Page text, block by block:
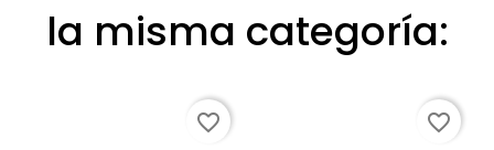
la misma categoría:
favorite_border favorite_border